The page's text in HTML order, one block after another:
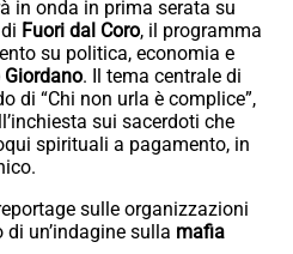
in onda in prima serata su
Fuori dal Coro, il programma
su politica, economia e
Giordano. Il tema centrale di
di “Chi non urla è complice”,
sui sacerdoti che
spirituali a pagamento, in
sulle organizzazioni
un’indagine sulla mafia